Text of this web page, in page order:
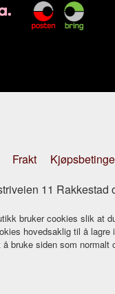
Frakt
11
bruker cookies slik at
hovedsaklig til å lagre
å bruke siden som normalt